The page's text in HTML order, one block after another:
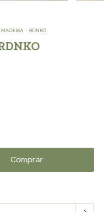
MADEIRA - RDNKO